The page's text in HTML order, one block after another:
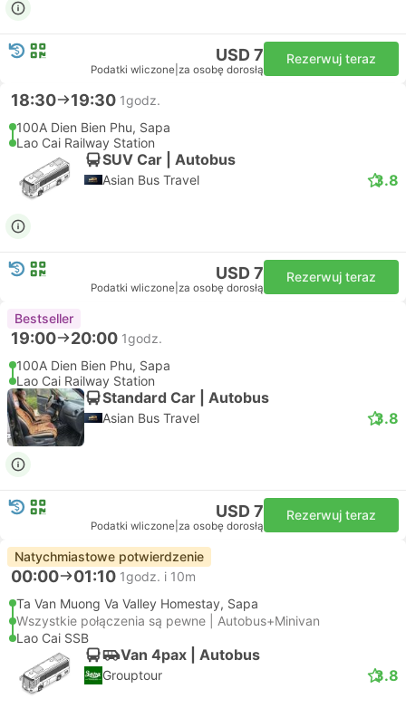
USD 7
Podatki wliczone za osobę dorosłą
Rezerwuj teraz
18:30 19:30 1godz.
100A Dien Bien Phu, Sapa
Lao Cai Railway Station
SUV Car | Autobus
Asian Bus Travel 3.8
USD 7
Podatki wliczone za osobę dorosłą
Rezerwuj teraz
Bestseller
19:00 20:00 1godz.
100A Dien Bien Phu, Sapa
Lao Cai Railway Station
Standard Car | Autobus
Asian Bus Travel 3.8
USD 7
Podatki wliczone za osobę dorosłą
Rezerwuj teraz
Natychmiastowe potwierdzenie
00:00 01:10 1godz. i 10m
Ta Van Muong Va Valley Homestay, Sapa
Wszystkie połączenia są pewne | Autobus+Minivan
Lao Cai SSB
Van 4pax | Autobus
Grouptour 3.8